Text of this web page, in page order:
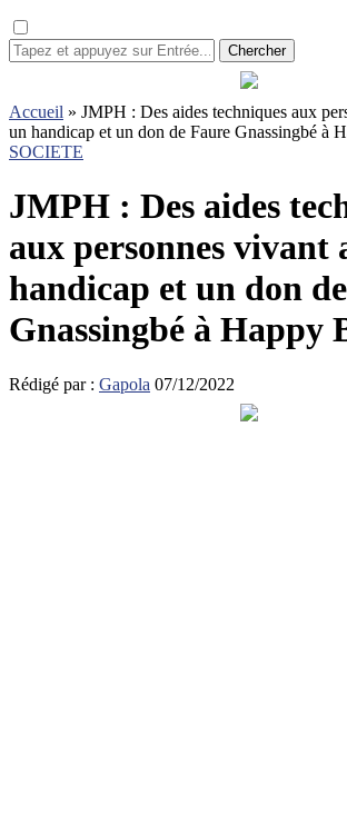
Chercher
Accueil » JMPH : Des aides techniques aux
un handicap et un don de Faure Gnassingbé à
SOCIETE
JMPH : Des aides
aux personnes vivant
handicap et un don
Gnassingbé à Happy
Rédigé par : Gapola 07/12/2022